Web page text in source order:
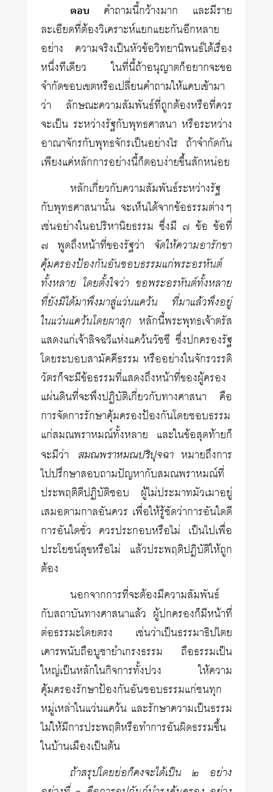
ตอบ คำถามนี้กว้างมาก และมีราย
ละเอียดที่ต้องวิเคราะห์แยกแยะกันอีกหลาย
อย่าง ความจริงเป็นหัวข้อวิทยานิพนธ์ได้เรื่อง
หนึ่งทีเดียว ในที่นี้ถ้าอนุญาตก็อยากจะขอ
จำกัดขอบเขตหรือเปลี่ยนคำถามให้แคบเข้ามา
ว่า ลักษณะความสัมพันธ์ที่ถูกต้องหรือที่ควร
จะเป็น ระหว่างรัฐกับพุทธศาสนา หรือระหว่าง
อาณาจักรกับพุทธจักรเป็นอย่างไร ถ้าจำกัดกัน
เพียงแค่หลักการอย่างนี้ก็ตอบง่ายขึ้นสักหน่อย
หลักเกี่ยวกับความสัมพันธ์ระหว่างรัฐ
กับพุทธศาสนานั้น จะเห็นได้จากข้อธรรมต่างๆ
เช่นอย่างในอปริหานิยธรรม ซึ่งมี ๗ ข้อ ข้อที่
๗ พูดถึงหน้าที่ของรัฐว่า จัดให้ความอารักขา
คุ้มครองป้องกันอันชอบธรรมแก่พระอรหันต์
ทั้งหลาย โดยตั้งใจว่า ขอพระอรหันต์ทั้งหลาย
ที่ยังมิได้มาพึงมาสู่แว่นแคว้น ที่มาแล้วพึงอยู่
ในแว่นแคว้นโดยผาสุก หลักนี้พระพุทธเจ้าตรัส
แสดงแก่เจ้าลิจฉวีแห่งแคว้นวัชชี ซึ่งปกครองรัฐ
โดยระบอบสามัคคีธรรม หรืออย่างในจักรวรรดิ
วัตรก็จะมีข้อธรรมที่แสดงถึงหน้าที่ของผู้ครอง
แผ่นดินที่จะพึงปฏิบัติเกี่ยวกับทางศาสนา คือ
การจัดการรักษาคุ้มครองป้องกันโดยชอบธรรม
แก่สมณพราหมณ์ทั้งหลาย และในข้อสุดท้ายก็
จะมีว่า
สมณพราหมณปริปุจฉาหมายถึงการ
ไปปรึกษาสอบถามปัญหากับสมณพราหมณ์ที่
ประพฤติดีปฏิบัติชอบ ผู้ไม่ประมาทมัวเมาอยู่
เสมอตามกาลอันควร เพื่อให้รู้ชัดว่าการอันใดดี
การอันใดชั่ว ควรประกอบหรือไม่ เป็นไปเพื่อ
ประโยชน์สุขหรือไม่ แล้วประพฤติปฏิบัติให้ถูก
ต้อง
นอกจากการที่จะต้องมีความสัมพันธ์
กับสถาบันทางศาสนาแล้ว ผู้ปกครองก็มีหน้าที่
ต่อธรรมะโดยตรง เช่นว่าเป็นธรรมาธิปไตย
เคารพนับถือบูชายำเกรงธรรม ถือธรรมเป็น
ใหญ่เป็นหลักในกิจการทั้งปวง ให้ความ
คุ้มครองรักษาป้องกันอันชอบธรรมแก่ชนทุก
หมู่เหล่าในแว่นแคว้น และรักษาความเป็นธรรม
ไม่ให้มีการประพฤติหรือทำการอันผิดธรรมขึ้น
ในบ้านเมืองเป็นต้น
ถ้าสรุปโดยย่อก็คงจะได้เป็น ๒ อย่าง